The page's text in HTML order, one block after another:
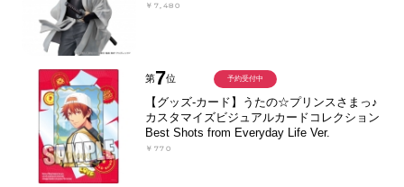
￥7,480
第7位
【グッズ-カード】うたの☆プリンスさまっ♪
カスタマイズビジュアルカードコレクション
Best Shots from Everyday Life Ver.
￥770
予約受付中